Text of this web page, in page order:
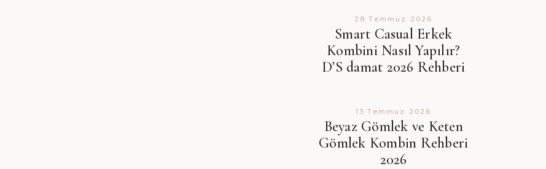
Smart Casual Erkek
Kombini Nasıl Yapılır?
D’S damat 2026 Rehberi
28 Temmuz 2026
Beyaz Gömlek ve Keten
Gömlek Kombin Rehberi
2026
13 Temmuz 2026